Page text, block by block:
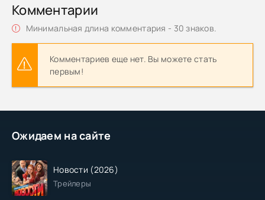
Ожидаем на сайте
Новости (2026)
Трейлеры
Комментарии
Минимальная длина комментария - 30 знаков.
Комментариев еще нет. Вы можете стать
первым!